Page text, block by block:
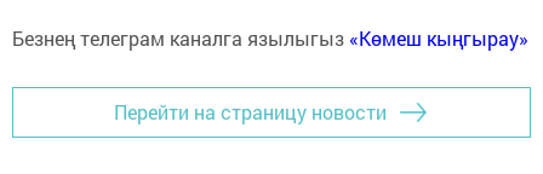
Безнең телеграм каналга язылыгыз «Көмеш кыңгырау»
Перейти на страницу новости